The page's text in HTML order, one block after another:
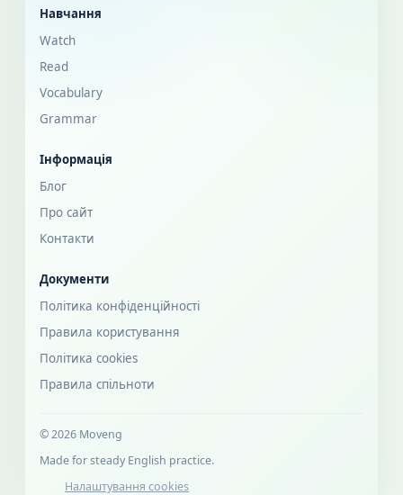
Навчання
Watch
Read
Vocabulary
Grammar
Інформація
Блог
Про сайт
Контакти
Документи
Політика конфіденційності
Правила користування
Політика cookies
Правила спільноти
© 2026 Moveng
Made for steady English practice.
Налаштування cookies